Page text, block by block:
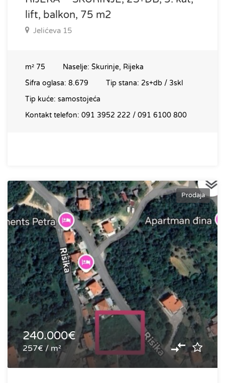
lift, balkon, 75 m2
Jelićeva 15
m² 75 Naselje: Škurinje, Rijeka
Šifra oglasa: 8.679 Tip stana: 2s+db / 3skl
Tip kuće: samostojeća
Kontakt telefon: 091 3952 222 / 091 6100 800
Prodaja
240.000€
257€ / m²